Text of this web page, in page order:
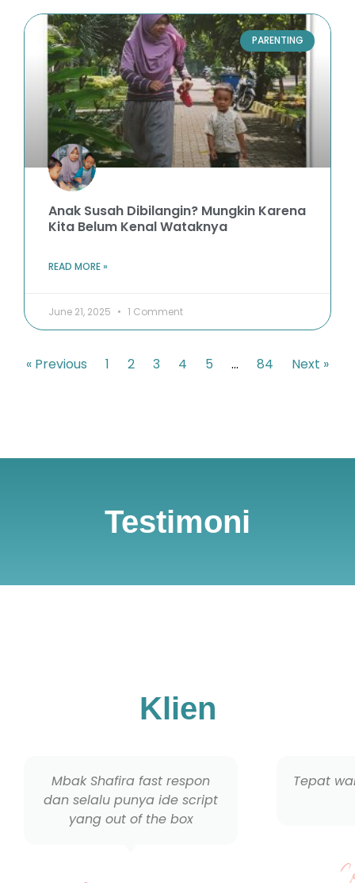
PARENTING
Anak Susah Dibilangin? Mungkin Karena
Kita Belum Kenal Wataknya
READ MORE »
June 21, 2025 1 Comment
« Previous 1 2 3 4 5 … 84 Next »
Testimoni
Klien
Mbak Shafira fast respon
dan selalu punya ide script
yang out of the box
Tepat